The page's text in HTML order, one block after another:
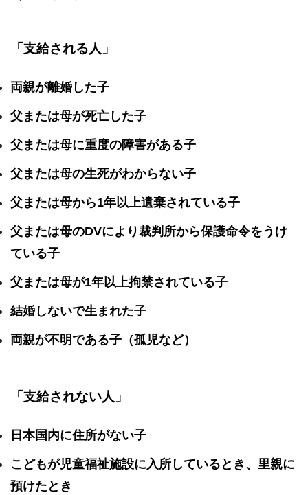
「支給される人」
両親が離婚した子
父または母が死亡した子
父または母に重度の障害がある子
父または母の生死がわからない子
父または母から1年以上遺棄されている子
父または母のDVにより裁判所から保護命令をうけ
ている子
父または母が1年以上拘禁されている子
結婚しないで生まれた子
両親が不明である子（孤児など）
「支給されない人」
日本国内に住所がない子
こどもが児童福祉施設に入所しているとき、里親に
預けたとき